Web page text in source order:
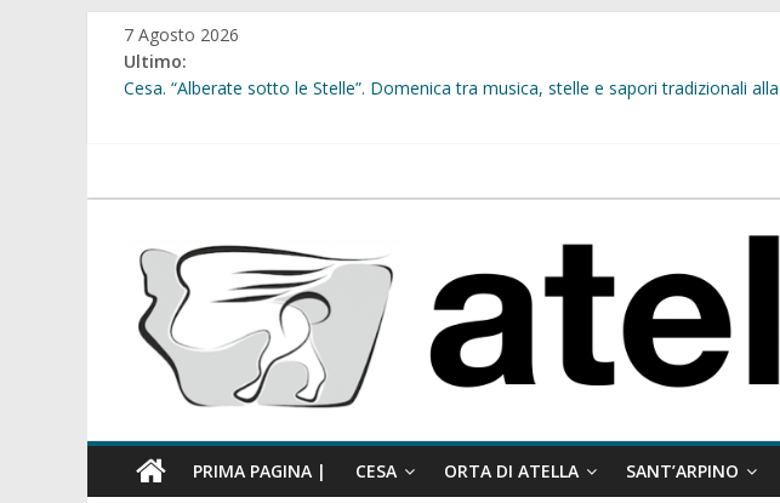
Salta
contenuto
7 Agosto 2026
Ultimo:
Cesa. “Alberate sotto le Stelle”. Domenica tra musica, stelle e sapori tradizionali
Sant’Arpino. Consiglio comunale del 29 luglio, il gruppo misto:”La verità dei fatti,
atellanews.it
PRIMA PAGINA | CESA ORTA DI ATELLA SANT’ARPINO